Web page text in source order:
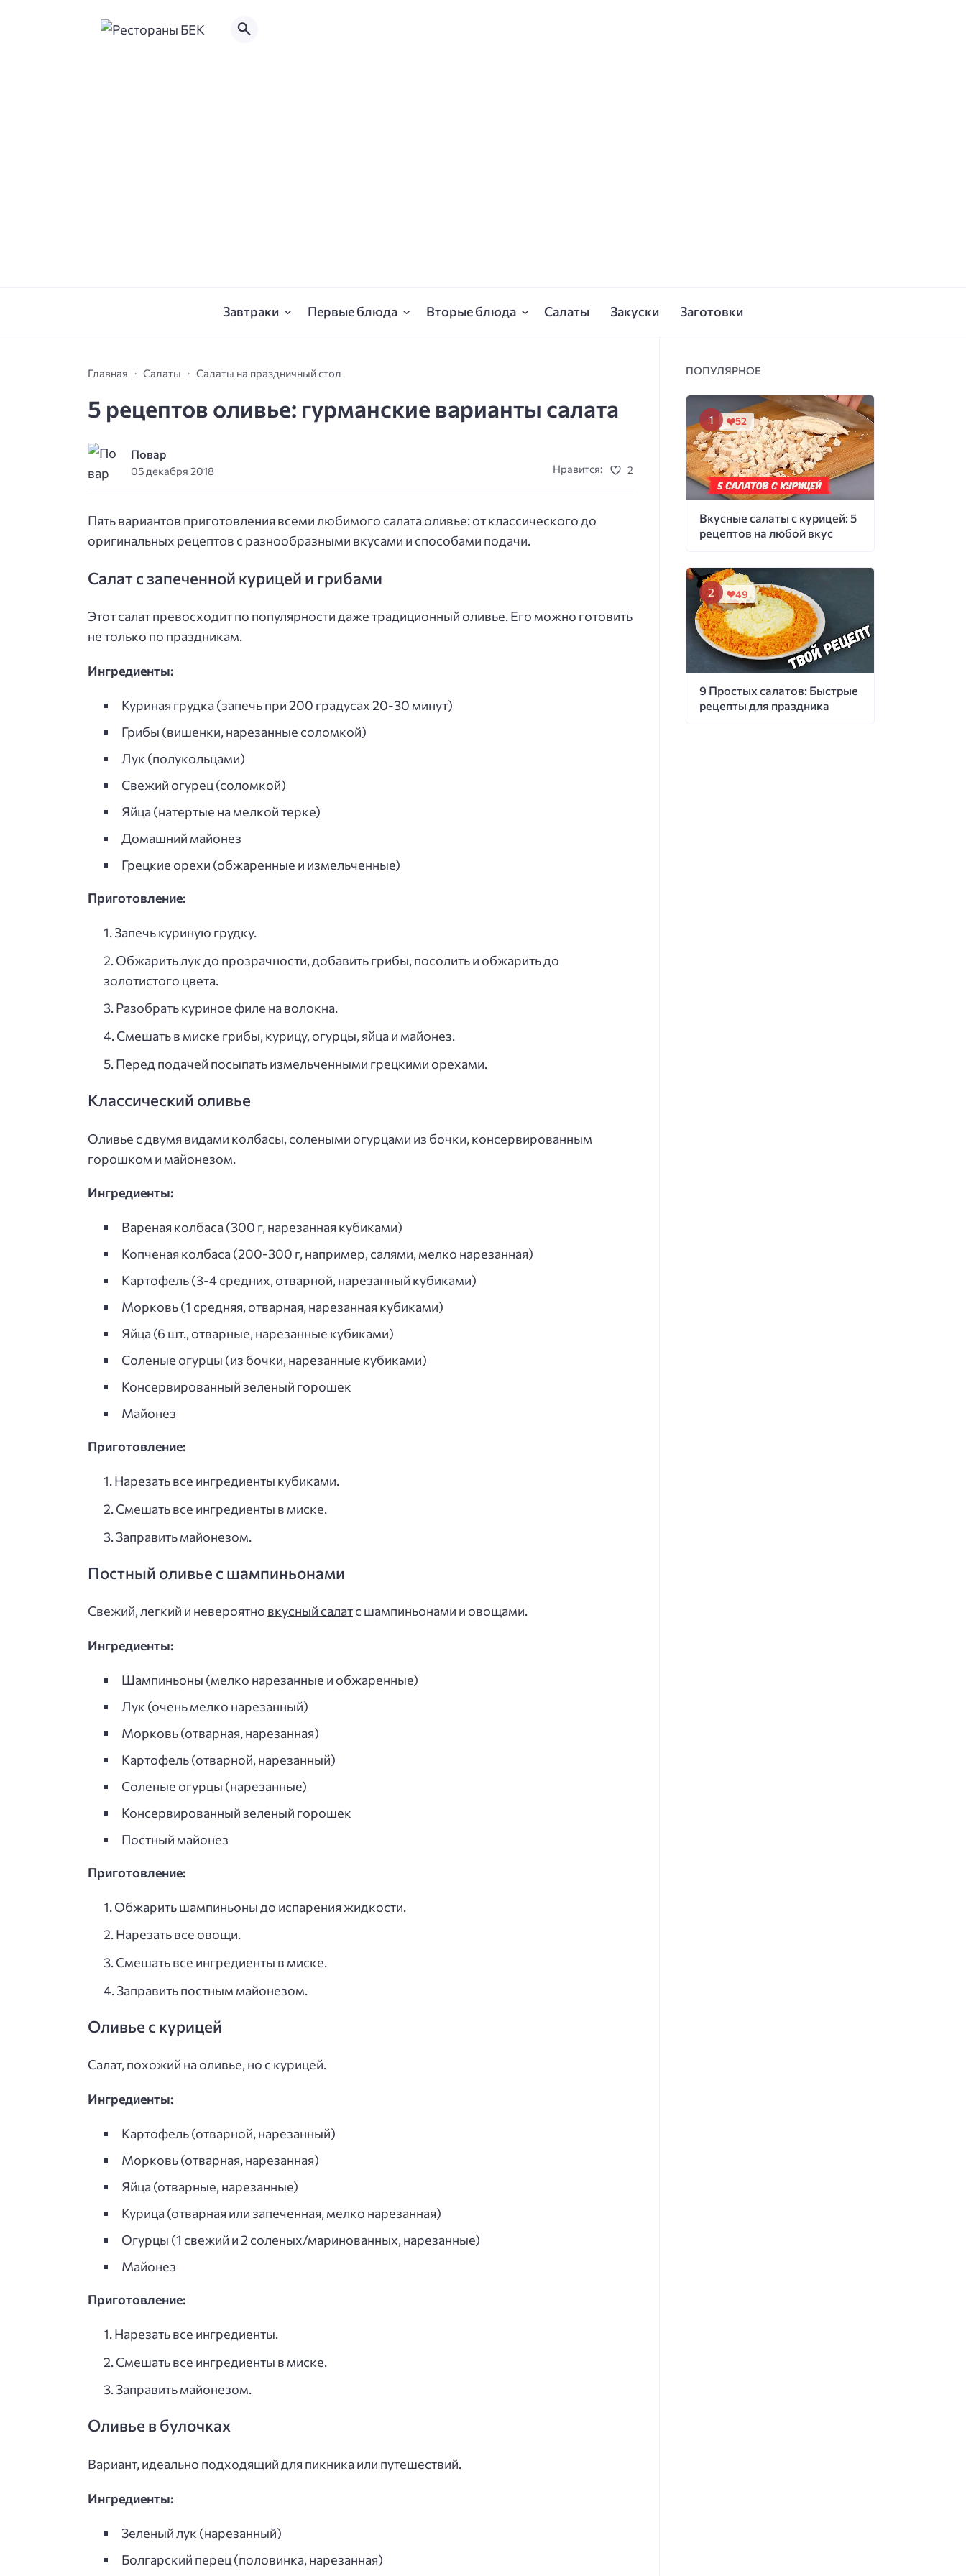
Завтраки Первые блюда Вторые блюда Салаты Закуски Заготовки
Главная Салаты Салаты на праздничный стол
5 рецептов оливье: гурманские варианты салата
Повар
05 декабря 2018 Нравится: 2
Пять вариантов приготовления всеми любимого салата оливье: от классического до
оригинальных рецептов с разнообразными вкусами и способами подачи.
Салат с запеченной курицей и грибами
Этот салат превосходит по популярности даже традиционный оливье. Его можно готовить
не только по праздникам.
Ингредиенты:
Куриная грудка (запечь при 200 градусах 20-30 минут)
Грибы (вишенки, нарезанные соломкой)
Лук (полукольцами)
Свежий огурец (соломкой)
Яйца (натертые на мелкой терке)
Домашний майонез
Грецкие орехи (обжаренные и измельченные)
Приготовление:
Запечь куриную грудку.
Обжарить лук до прозрачности, добавить грибы, посолить и обжарить до
золотистого цвета.
Разобрать куриное филе на волокна.
Смешать в миске грибы, курицу, огурцы, яйца и майонез.
Перед подачей посыпать измельченными грецкими орехами.
Классический оливье
Оливье с двумя видами колбасы, солеными огурцами из бочки, консервированным
горошком и майонезом.
Ингредиенты:
Вареная колбаса (300 г, нарезанная кубиками)
Копченая колбаса (200-300 г, например, салями, мелко нарезанная)
Картофель (3-4 средних, отварной, нарезанный кубиками)
Морковь (1 средняя, отварная, нарезанная кубиками)
Яйца (6 шт., отварные, нарезанные кубиками)
Соленые огурцы (из бочки, нарезанные кубиками)
Консервированный зеленый горошек
Майонез
Приготовление:
Нарезать все ингредиенты кубиками.
Смешать все ингредиенты в миске.
Заправить майонезом.
Постный оливье с шампиньонами
Свежий, легкий и невероятно вкусный салатс шампиньонами и овощами.
Ингредиенты:
Шампиньоны (мелко нарезанные и обжаренные)
Лук (очень мелко нарезанный)
Морковь (отварная, нарезанная)
Картофель (отварной, нарезанный)
Соленые огурцы (нарезанные)
Консервированный зеленый горошек
Постный майонез
Приготовление:
Обжарить шампиньоны до испарения жидкости.
Нарезать все овощи.
Смешать все ингредиенты в миске.
Заправить постным майонезом.
Оливье с курицей
Салат, похожий на оливье, но с курицей.
Ингредиенты:
Картофель (отварной, нарезанный)
Морковь (отварная, нарезанная)
Яйца (отварные, нарезанные)
Курица (отварная или запеченная, мелко нарезанная)
Огурцы (1 свежий и 2 соленых/маринованных, нарезанные)
Майонез
Приготовление:
Нарезать все ингредиенты.
Смешать все ингредиенты в миске.
Заправить майонезом.
Оливье в булочках
Вариант, идеально подходящий для пикника или путешествий.
Ингредиенты:
Зеленый лук (нарезанный)
Болгарский перец (половинка, нарезанная)
ПОПУЛЯРНОЕ
Вкусные салаты с курицей: 5
рецептов на любой вкус
52
9 Простых салатов: Быстрые
рецепты для праздника
49